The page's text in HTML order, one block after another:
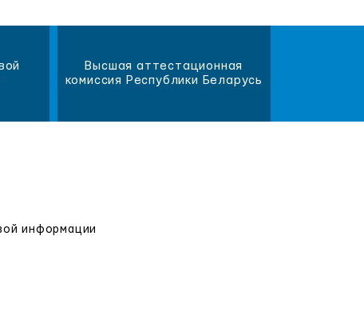
Высшая аттестационная
комиссия Республики Беларусь
информации